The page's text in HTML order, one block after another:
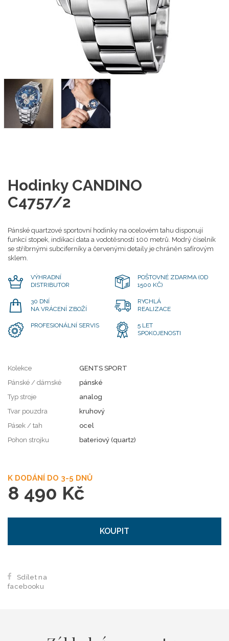
Hodinky CANDINO
C4757/2
Pánské quartzové sportovní hodinky na ocelovém tahu disponují
funkcí stopek, indikací data a vodotěsností 100 metrů. Modrý číselník
se stříbrnými subciferníky a červenými detaily je chráněn safírovým
sklem.
VÝHRADNÍ
DISTRIBUTOR
POŠTOVNÉ ZDARMA (OD
1500 KČ)
30 DNÍ
NA VRÁCENÍ ZBOŽÍ
RYCHLÁ
REALIZACE
PROFESIONÁLNÍ SERVIS
5 LET
SPOKOJENOSTI
Kolekce
GENTS SPORT
Pánské / dámské
pánské
Typ stroje
analog
Tvar pouzdra
kruhový
Pásek / tah
ocel
Pohon strojku
bateriový (quartz)
K DODÁNÍ DO 3-5 DNŮ
8 490 Kč
KOUPIT
Sdílet na
facebooku